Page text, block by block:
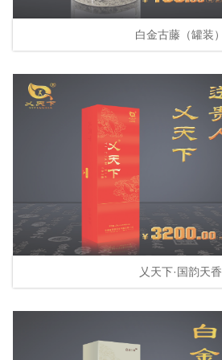
白金古藤（罐装）
乂天下·国韵天香